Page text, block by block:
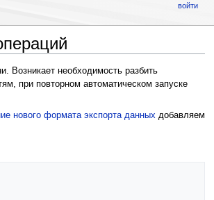
Возникает необходимость разбить
при повторном автоматическом запуске
нового формата экспорта данных добавляем
войти